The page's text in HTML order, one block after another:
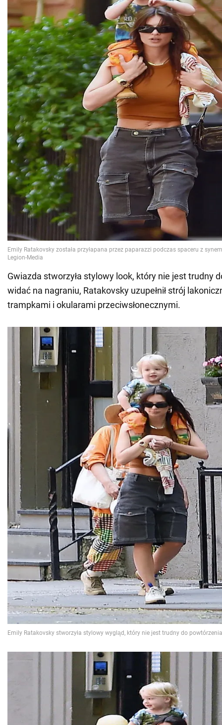
Gwiazda stworzyła stylowy look, który nie jest trudny
widać na nagraniu, Ratakovsky uzupełnił strój
trampkami i okularami przeciwsłonecznymi.